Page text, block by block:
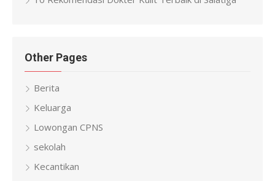
Other Pages
Berita
Keluarga
Lowongan CPNS
sekolah
Kecantikan